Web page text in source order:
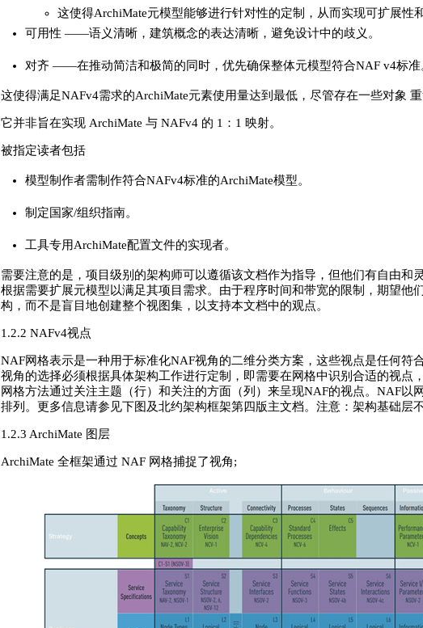
这使得ArchiMate元模型能够进行针对性的定制，从而实现可扩展性
可用性 ——语义清晰，建筑概念的表达清晰，避免设计中的歧义。
对齐 ——在推动简洁和极简的同时，优先确保整体元模型符合NAF v4标准
这使得满足NAFv4需求的ArchiMate元素使用量达到最低，尽管存在一些对象 重
它并非旨在实现 ArchiMate 与 NAFv4 的 1：1 映射。
被指定读者包括
模型制作者需制作符合NAFv4标准的ArchiMate模型。
制定国家/组织指南。
工具专用ArchiMate配置文件的实现者。
需要注意的是，项目级别的架构师可以遵循该文档作为指导，但他们有自由和
根据需要扩展元模型以满足其项目需求。由于程序时间和带宽的限制，期望他
构，而不是盲目地创建整个视图集，以支持本文档中的观点。
1.2.2 NAFv4视点
NAF网格表示是一种用于标准化NAF视角的二维分类方案，这些视点是任何符
视角的选择必须根据具体架构工作进行定制，即需要在网格中识别合适的视点
网格方法通过关注主题（行）和关注的方面（列）来呈现NAF的视点。NAF以
排列。更多信息请参见下图及北约架构框架第四版主文档。注意：架构基础层
1.2.3 ArchiMate 图层
ArchiMate 全框架通过 NAF 网格捕捉了视角;